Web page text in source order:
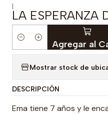
|
LA ESPERANZA
Cantidad Agregar al
Mostrar stock de
DESCRIPCIÓN
Ema tiene 7 años y le